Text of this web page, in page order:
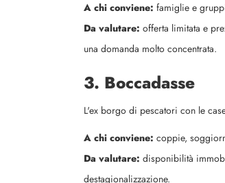
A chi conviene: famiglie e
Da valutare: offerta limitata e
una domanda molto concentrata.
3. Boccadasse
L'ex borgo di pescatori con le
A chi conviene: coppie,
Da valutare: disponibilità
destagionalizzazione.